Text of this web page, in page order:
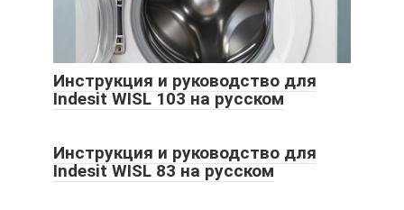
Инструкция и руководство для
Indesit WISL 103 на русском
Инструкция и руководство для
Indesit WISL 83 на русском